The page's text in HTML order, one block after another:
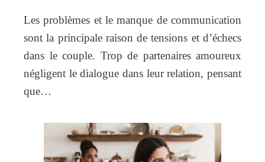
Les problèmes et le manque de communication
sont la principale raison de tensions et d’échecs
dans le couple. Trop de partenaires amoureux
négligent le dialogue dans leur relation, pensant
que…